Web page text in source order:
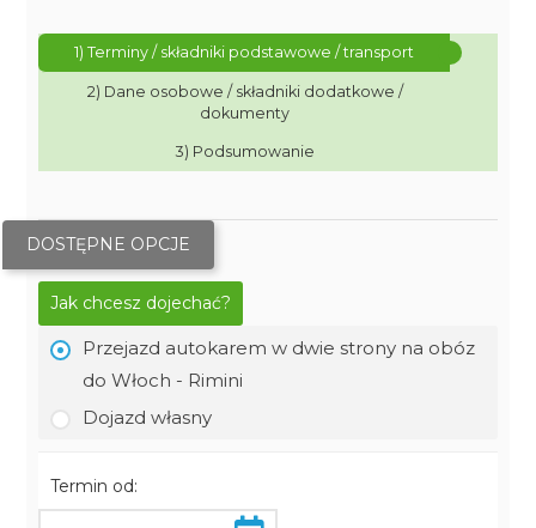
1) Terminy / składniki podstawowe / transport
2) Dane osobowe / składniki dodatkowe /
dokumenty
3) Podsumowanie
DOSTĘPNE OPCJE
Jak chcesz dojechać?
Przejazd autokarem w dwie strony na obóz
do Włoch - Rimini
Dojazd własny
Termin od: